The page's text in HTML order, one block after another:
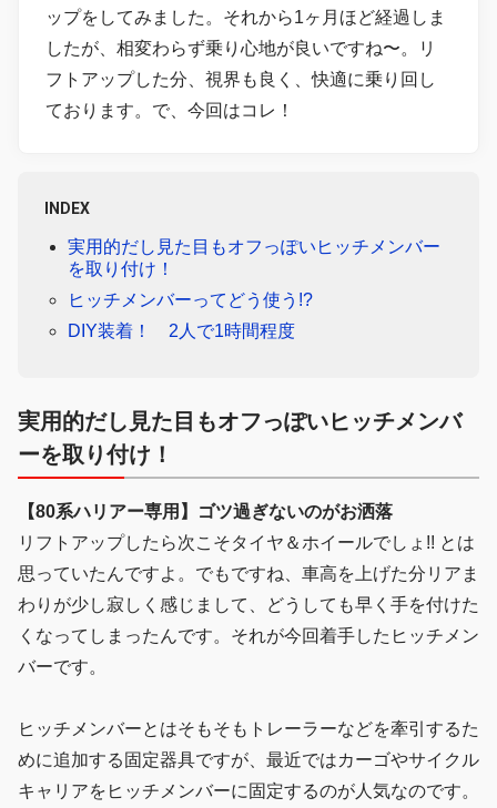
ップをしてみました。それから1ヶ月ほど経過しま
したが、相変わらず乗り心地が良いですね〜。リ
フトアップした分、視界も良く、快適に乗り回し
ております。で、今回はコレ！
INDEX
実用的だし見た目もオフっぽいヒッチメンバー
を取り付け！
ヒッチメンバーってどう使う!?
DIY装着！ 2人で1時間程度
実用的だし見た目もオフっぽいヒッチメンバ
ーを取り付け！
【80系ハリアー専用】ゴツ過ぎないのがお洒落
リフトアップしたら次こそタイヤ＆ホイールでしょ!! とは
思っていたんですよ。でもですね、車高を上げた分リアま
わりが少し寂しく感じまして、どうしても早く手を付けた
くなってしまったんです。それが今回着手したヒッチメン
バーです。
ヒッチメンバーとはそもそもトレーラーなどを牽引するた
めに追加する固定器具ですが、最近ではカーゴやサイクル
キャリアをヒッチメンバーに固定するのが人気なのです。